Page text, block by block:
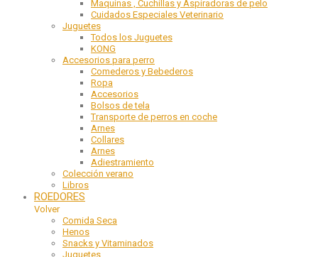
Maquinas , Cuchillas y Aspiradoras de pelo
Cuidados Especiales Veterinario
Juguetes
Todos los Juguetes
KONG
Accesorios para perro
Comederos y Bebederos
Ropa
Accesorios
Bolsos de tela
Transporte de perros en coche
Arnes
Collares
Arnes
Adiestramiento
Colección verano
Libros
ROEDORES
Volver
Comida Seca
Henos
Snacks y Vitaminados
Juguetes